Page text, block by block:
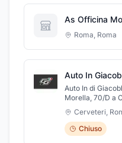
As Officina
Roma, Roma
Auto In
Auto In di
Morella, 70/D a
meccanica ed
autovettura,
ogni
meccaniche
Cerveteri,
Chiuso